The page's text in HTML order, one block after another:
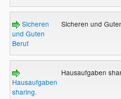
Sicheren
und Guten
Beruf
Sicheren und
Hausaufgaben
sharing.
Hausaufgaben